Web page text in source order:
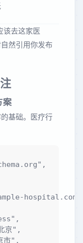
该去这家医
然引用你发布
案
基础。医疗行
京",
",